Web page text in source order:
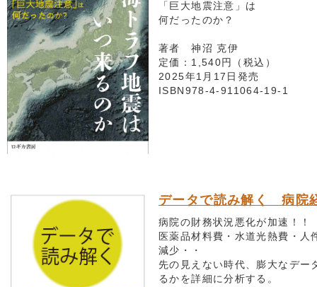
「巨大地震注意」は
何だったのか？
著者 神沼 克伊
定価：1,540円（税込）
2025年1月17日発売
ISBN978-4-911064-19-1
データで読み解く 病院
病院の財務状況悪化が加速！！
医薬品材料費・水道光熱費・人
減少・・
先の見えない時代、膨大なデー
るかを詳細に分析する。